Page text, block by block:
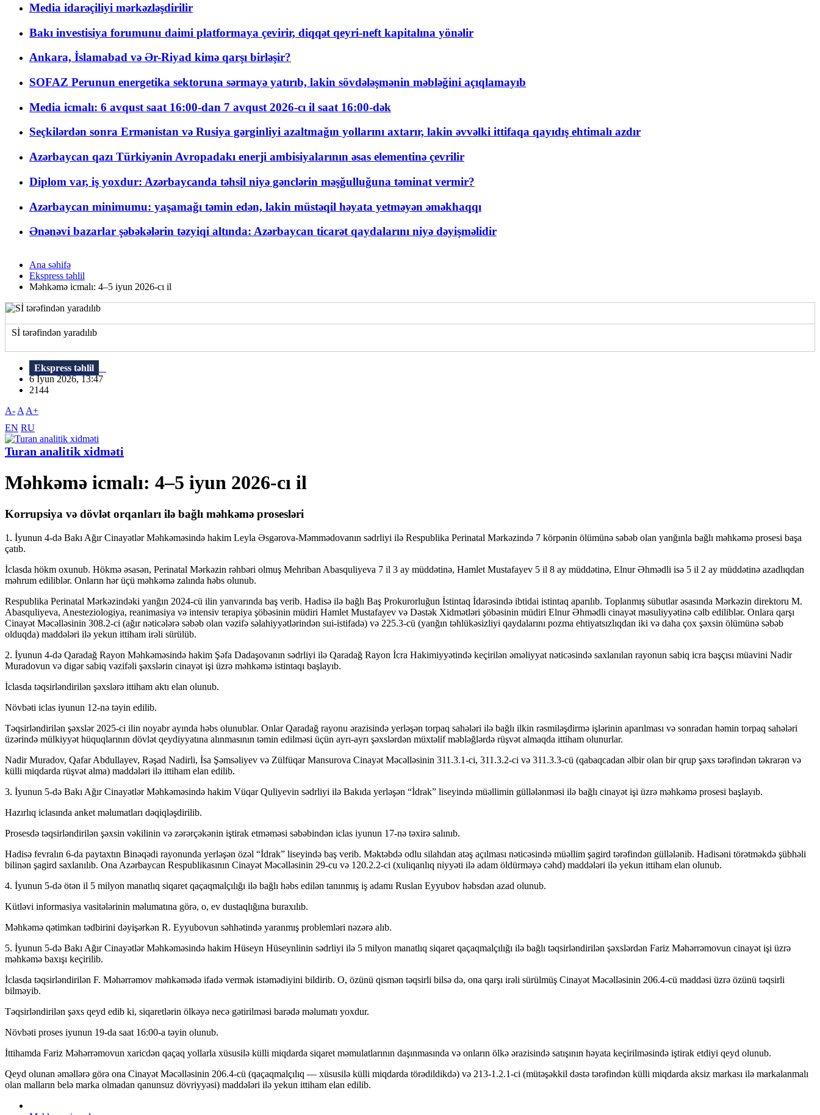
Media idarəçiliyi mərkəzləşdirilir
Bakı investisiya forumunu daimi platformaya çevirir, diqqət qeyri-neft kapitalına yönəlir
Ankara, İslamabad və Ər-Riyad kimə qarşı birləşir?
SOFAZ Perunun energetika sektoruna sərmayə yatırıb, lakin sövdələşmənin məbləğini açıqlamayıb
Media icmalı: 6 avqust saat 16:00-dan 7 avqust 2026-cı il saat 16:00-dək
Seçkilərdən sonra Ermənistan və Rusiya gərginliyi azaltmağın yollarını axtarır, lakin əvvəlki ittifaqa qayıdış ehtimalı azdır
Azərbaycan qazı Türkiyənin Avropadakı enerji ambisiyalarının əsas elementinə çevrilir
Diplom var, iş yoxdur: Azərbaycanda təhsil niyə gənclərin məşğulluğuna təminat vermir?
Azərbaycan minimumu: yaşamağı təmin edən, lakin müstəqil həyata yetməyən əməkhaqqı
Ənənəvi bazarlar şəbəkələrin təzyiqi altında: Azərbaycan ticarət qaydalarını niyə dəyişməlidir
Ana səhifə
Ekspress təhlil
Məhkəmə icmalı: 4–5 iyun 2026-cı il
Sİ tərəfindən yaradılıb
Ekspress təhlil
6 İyun 2026, 13:47
2144
A- A A+
EN RU
Turan analitik xidməti
Məhkəmə icmalı: 4–5 iyun 2026-cı il
Korrupsiya və dövlət orqanları ilə bağlı məhkəmə prosesləri
1. İyunun 4-də Bakı Ağır Cinayətlər Məhkəməsində hakim Leyla Əsgərova-Məmmədovanın sədrliyi ilə Respublika Perinatal Mərkəzində 7 körpənin ölümünə səbəb olan yanğınla bağlı məhkəmə prosesi başa
çatıb.
İclasda hökm oxunub. Hökmə əsasən, Perinatal Mərkəzin rəhbəri olmuş Mehriban Abasquliyeva 7 il 3 ay müddətinə, Hamlet Mustafayev 5 il 8 ay müddətinə, Elnur Əhmədli isə 5 il 2 ay müddətinə azadlıqdan
məhrum ediliblər. Onların hər üçü məhkəmə zalında həbs olunub.
Respublika Perinatal Mərkəzindəki yanğın 2024-cü ilin yanvarında baş verib. Hadisə ilə bağlı Baş Prokurorluğun İstintaq İdarəsində ibtidai istintaq aparılıb. Toplanmış sübutlar əsasında Mərkəzin direktoru M.
Abasquliyeva, Anesteziologiya, reanimasiya və intensiv terapiya şöbəsinin müdiri Hamlet Mustafayev və Dəstək Xidmətləri şöbəsinin müdiri Elnur Əhmədli cinayət məsuliyyətinə cəlb ediliblər. Onlara qarşı
Cinayət Məcəlləsinin 308.2-ci (ağır nəticələrə səbəb olan vəzifə səlahiyyətlərindən sui-istifadə) və 225.3-cü (yanğın təhlükəsizliyi qaydalarını pozma ehtiyatsızlıqdan iki və daha çox şəxsin ölümünə səbəb
olduqda) maddələri ilə yekun ittiham irəli sürülüb.
2. İyunun 4-də Qaradağ Rayon Məhkəməsində hakim Şəfa Dadaşovanın sədrliyi ilə Qaradağ Rayon İcra Hakimiyyətində keçirilən əməliyyat nəticəsində saxlanılan rayonun sabiq icra başçısı müavini Nadir
Muradovun və digər sabiq vəzifəli şəxslərin cinayət işi üzrə məhkəmə istintaqı başlayıb.
İclasda təqsirləndirilən şəxslərə ittiham aktı elan olunub.
Növbəti iclas iyunun 12-nə təyin edilib.
Təqsirləndirilən şəxslər 2025-ci ilin noyabr ayında həbs olunublar. Onlar Qaradağ rayonu ərazisində yerləşən torpaq sahələri ilə bağlı ilkin rəsmiləşdirmə işlərinin aparılması və sonradan həmin torpaq sahələri
üzərində mülkiyyət hüquqlarının dövlət qeydiyyatına alınmasının təmin edilməsi üçün ayrı-ayrı şəxslərdən müxtəlif məbləğlərdə rüşvət almaqda ittiham olunurlar.
Nadir Muradov, Qafar Abdullayev, Rəşad Nadirli, İsa Şəmsəliyev və Zülfüqar Mansurova Cinayət Məcəlləsinin 311.3.1-ci, 311.3.2-ci və 311.3.3-cü (qabaqcadan əlbir olan bir qrup şəxs tərəfindən təkrarən və
külli miqdarda rüşvət alma) maddələri ilə ittiham elan edilib.
3. İyunun 5-də Bakı Ağır Cinayətlər Məhkəməsində hakim Vüqar Quliyevin sədrliyi ilə Bakıda yerləşən “İdrak” liseyində müəllimin güllələnməsi ilə bağlı cinayət işi üzrə məhkəmə prosesi başlayıb.
Hazırlıq iclasında anket məlumatları dəqiqləşdirilib.
Prosesdə təqsirləndirilən şəxsin vəkilinin və zərərçəkənin iştirak etməməsi səbəbindən iclas iyunun 17-nə təxirə salınıb.
Hadisə fevralın 6-da paytaxtın Binəqədi rayonunda yerləşən özəl “İdrak” liseyində baş verib. Məktəbdə odlu silahdan atəş açılması nəticəsində müəllim şagird tərəfindən güllələnib. Hadisəni törətməkdə şübhəli
bilinən şagird saxlanılıb. Ona Azərbaycan Respublikasının Cinayət Məcəlləsinin 29-cu və 120.2.2-ci (xuliqanlıq niyyəti ilə adam öldürməyə cəhd) maddələri ilə yekun ittiham elan olunub.
4. İyunun 5-də ötən il 5 milyon manatlıq siqaret qaçaqmalçılığı ilə bağlı həbs edilən tanınmış iş adamı Ruslan Eyyubov həbsdən azad olunub.
Kütləvi informasiya vasitələrinin məlumatına görə, o, ev dustaqlığına buraxılıb.
Məhkəmə qətimkan tədbirini dəyişərkən R. Eyyubovun səhhətində yaranmış problemləri nəzərə alıb.
5. İyunun 5-də Bakı Ağır Cinayətlər Məhkəməsində hakim Hüseyn Hüseynlinin sədrliyi ilə 5 milyon manatlıq siqaret qaçaqmalçılığı ilə bağlı təqsirləndirilən şəxslərdən Fariz Məhərrəmovun cinayət işi üzrə
məhkəmə baxışı keçirilib.
İclasda təqsirləndirilən F. Məhərrəmov məhkəmədə ifadə vermək istəmədiyini bildirib. O, özünü qismən təqsirli bilsə də, ona qarşı irəli sürülmüş Cinayət Məcəlləsinin 206.4-cü maddəsi üzrə özünü təqsirli
bilməyib.
Təqsirləndirilən şəxs qeyd edib ki, siqaretlərin ölkəyə necə gətirilməsi barədə məlumatı yoxdur.
Növbəti proses iyunun 19-da saat 16:00-a təyin olunub.
İttihamda Fariz Məhərrəmovun xaricdən qaçaq yollarla xüsusilə külli miqdarda siqaret məmulatlarının daşınmasında və onların ölkə ərazisində satışının həyata keçirilməsində iştirak etdiyi qeyd olunub.
Qeyd olunan əməllərə görə ona Cinayət Məcəlləsinin 206.4-cü (qaçaqmalçılıq — xüsusilə külli miqdarda törədildikdə) və 213-1.2.1-ci (mütəşəkkil dəstə tərəfindən külli miqdarda aksiz markası ilə markalanmalı
olan malların belə marka olmadan qanunsuz dövriyyəsi) maddələri ilə yekun ittiham elan edilib.